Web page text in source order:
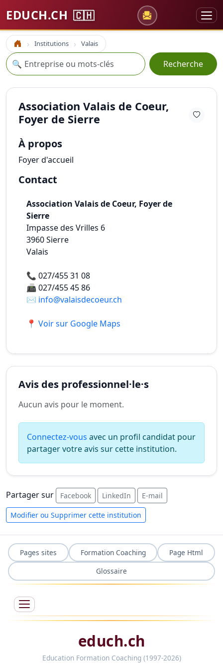
EDUCH.CH 🇨🇭
Accueil Institutions Valais
Recherche
🔍 Recherche
Association Valais de Coeur,
Foyer de Sierre
À propos
Foyer d'accueil
Contact
Association Valais de Coeur, Foyer de
Sierre
Impasse des Vrilles 6
3960Sierre
Valais
📞 027/455 31 08
📠027/455 45 86
✉️ info@valaisdecoeur.ch
📍 Voir sur Google Maps
Avis des professionnel·le·s
Aucun avis pour le moment.
Connectez-vous avec un profil candidat pour
partager votre avis sur cette institution.
Partager sur Facebook LinkedIn E-mail
Modifier ou Supprimer cette institution
Pages sites Formation Coaching
Page Html
Glossaire
educh.ch
Education Formation Coaching (1997-2026)